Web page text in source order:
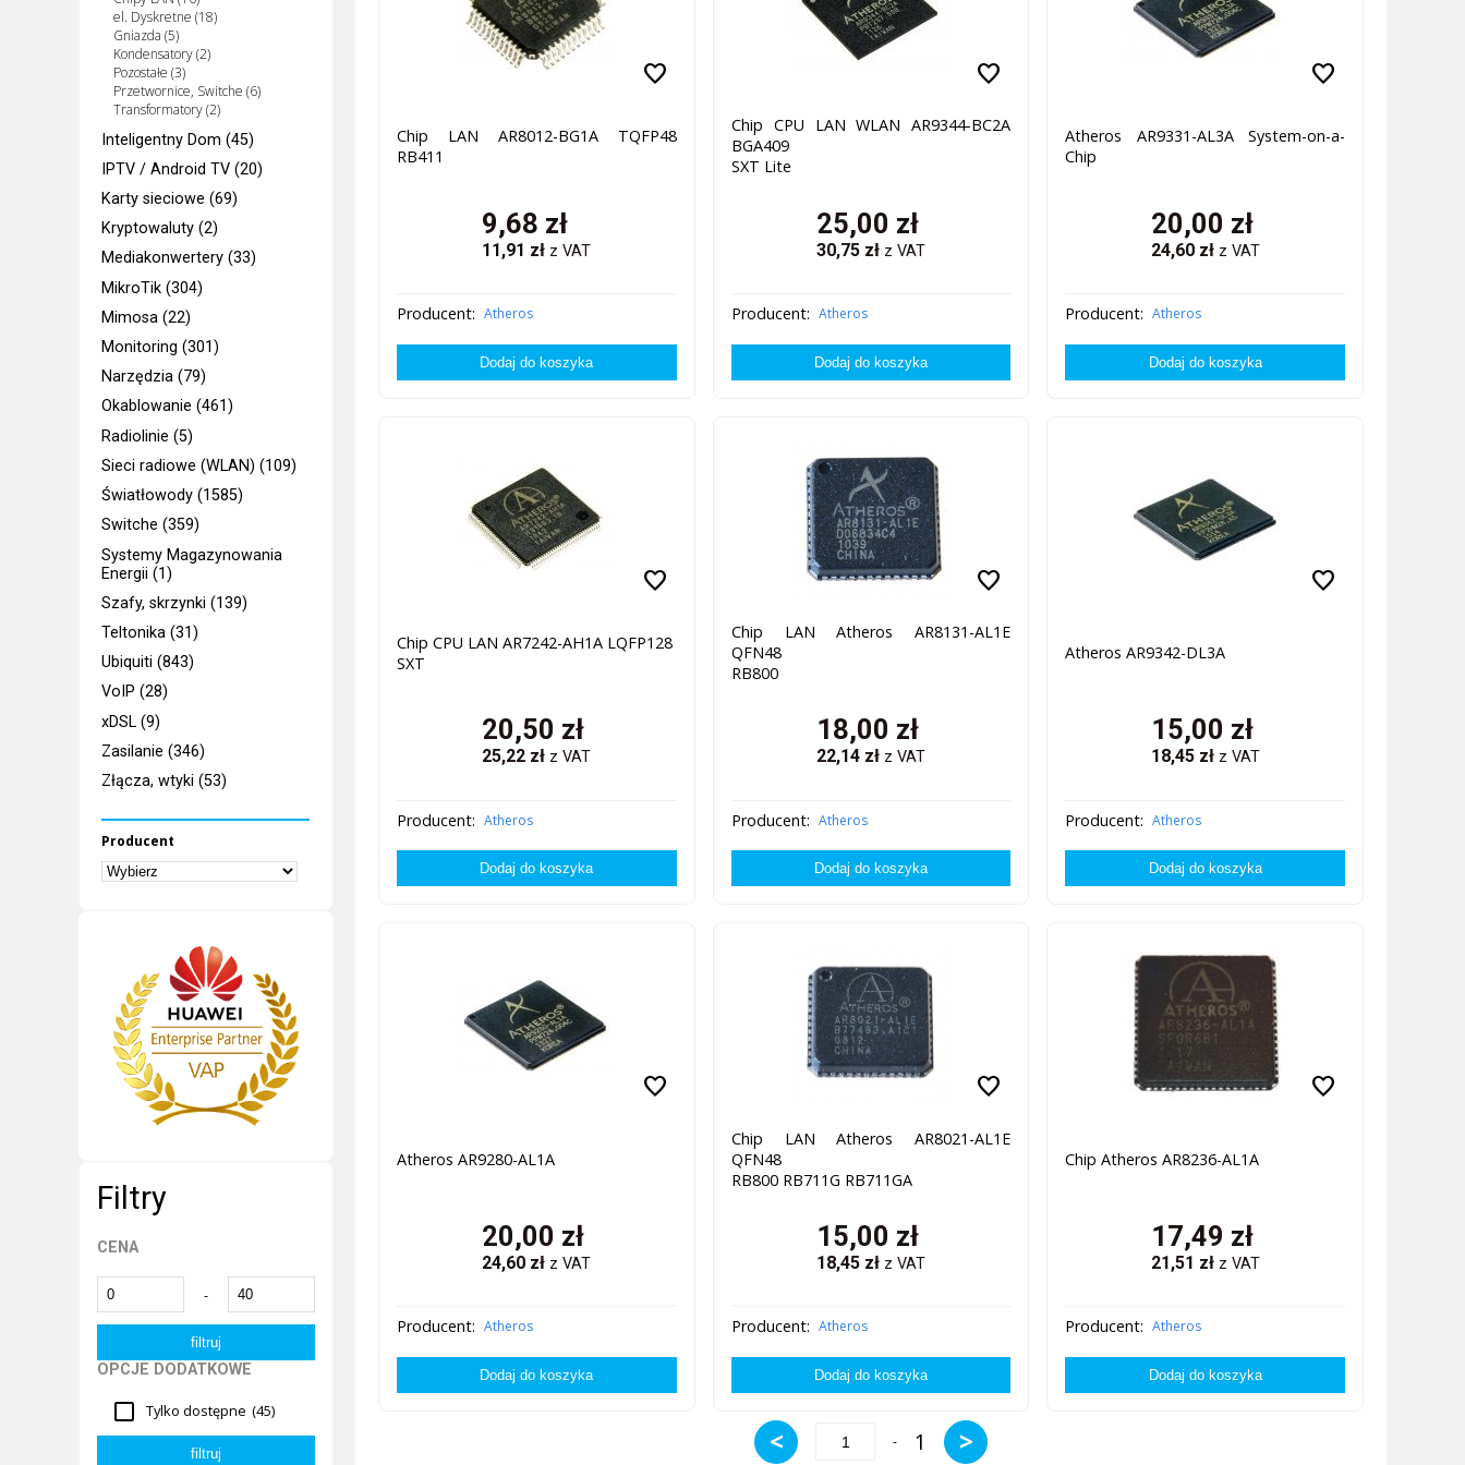
el. Dyskretne (18)
Gniazda (5)
Kondensatory (2)
Pozostałe (3)
Przetwornice, Switche (6)
Transformatory (2)
Inteligentny Dom (45)
IPTV / Android TV (20)
Karty sieciowe (69)
Kryptowaluty (2)
Mediakonwertery (33)
MikroTik (304)
Mimosa (22)
Monitoring (301)
Narzędzia (79)
Okablowanie (461)
Radiolinie (5)
Sieci radiowe (WLAN) (109)
Światłowody (1585)
Switche (359)
Systemy Magazynowania
Energii (1)
Szafy, skrzynki (139)
Teltonika (31)
Ubiquiti (843)
VoIP (28)
xDSL (9)
Zasilanie (346)
Złącza, wtyki (53)
Producent
Filtry
CENA
-
OPCJE DODATKOWE
Tylko dostępne (45)
favorite
Chip LAN AR8012-BG1A TQFP48
RB411
9,68 zł
11,91 zł z VAT
Producent: Atheros
favorite
Chip CPU LAN WLAN AR9344-BC2A
BGA409
SXT Lite
25,00 zł
30,75 zł z VAT
Producent: Atheros
favorite
Atheros AR9331-AL3A System-on-a-
Chip
20,00 zł
24,60zł z VAT
Producent: Atheros
favorite
Chip CPU LAN AR7242-AH1A LQFP128
SXT
20,50 zł
25,22 zł z VAT
Producent: Atheros
favorite
Chip LAN Atheros AR8131-AL1E
QFN48
RB800
18,00 zł
22,14 zł z VAT
Producent: Atheros
favorite
Atheros AR9342-DL3A
15,00 zł
18,45zł z VAT
Producent: Atheros
favorite
Atheros AR9280-AL1A
20,00 zł
24,60 zł z VAT
Producent: Atheros
favorite
Chip LAN Atheros AR8021-AL1E
QFN48
RB800 RB711G RB711GA
15,00 zł
18,45 zł z VAT
Producent: Atheros
favorite
Chip Atheros AR8236-AL1A
17,49 zł
21,51 zł z VAT
Producent: Atheros
< - 1 >